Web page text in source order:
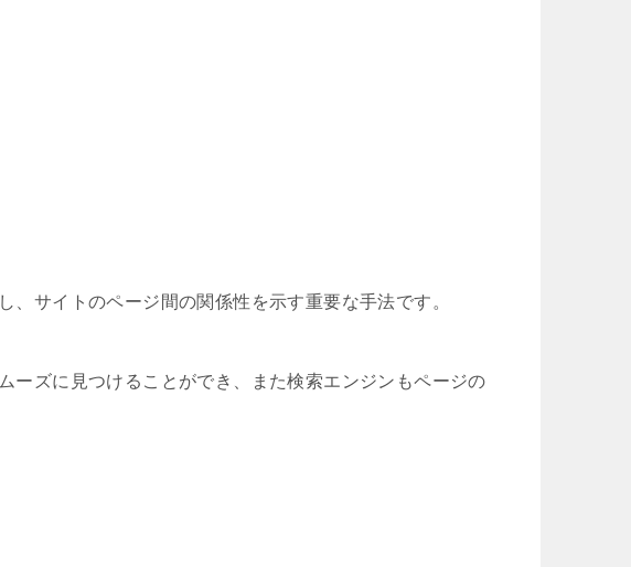
、サイトのページ間の関係性を示す重要な手法です。
ーズに見つけることができ、また検索エンジンもページの